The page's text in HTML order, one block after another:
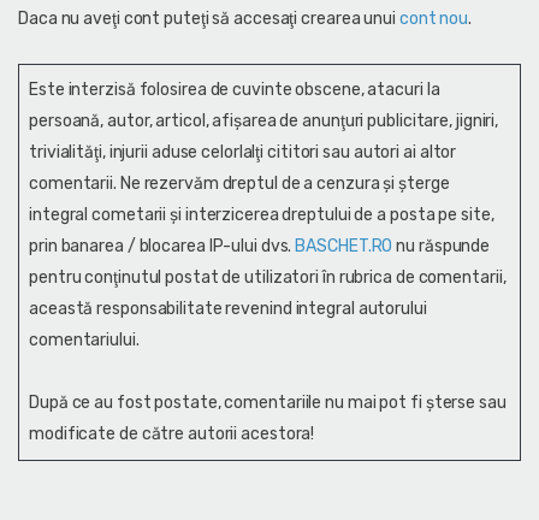
Daca nu aveţi cont puteţi să accesaţi crearea unui cont nou.
Este interzisă folosirea de cuvinte obscene, atacuri la
persoană, autor, articol, afişarea de anunţuri publicitare, jigniri,
trivialităţi, injurii aduse celorlalţi cititori sau autori ai altor
comentarii. Ne rezervăm dreptul de a cenzura și şterge
integral cometarii și interzicerea dreptului de a posta pe site,
prin banarea / blocarea IP-ului dvs. BASCHET.RO nu răspunde
pentru conţinutul postat de utilizatori în rubrica de comentarii,
această responsabilitate revenind integral autorului
comentariului.
După ce au fost postate, comentariile nu mai pot fi șterse sau
modificate de către autorii acestora!